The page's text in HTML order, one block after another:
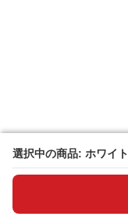
選択中の商品: ホワイト
選択中の商品: ホワイト